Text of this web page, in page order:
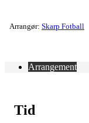
Arrangør: Skarp Fotball
Arrangement
Tid